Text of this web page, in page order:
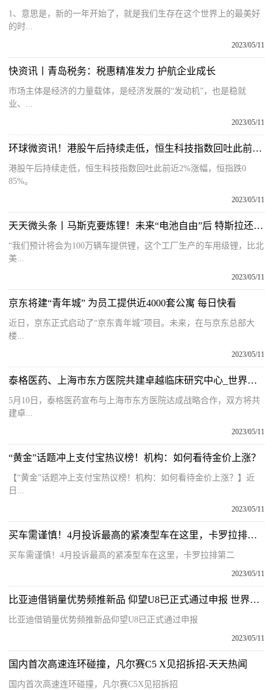
1、意思是，新的一年开始了，就是我们生存在这个世界上的最美好
的时...
2023/05/11
快资讯丨青岛税务：税惠精准发力 护航企业成长
市场主体是经济的力量载体，是经济发展的“发动机”，也是稳就
业、...
2023/05/11
环球微资讯！港股午后持续走低，恒生科技指数回吐此前近2%涨幅
港股午后持续走低，恒生科技指数回吐此前近2%涨幅，恒指跌0
85%。
2023/05/11
天天微头条丨马斯克要炼锂！未来“电池自由”后 特斯拉还会继续降价吗？
“我们预计将会为100万辆车提供锂，这个工厂生产的车用级锂，比北
美...
2023/05/11
京东将建“青年城” 为员工提供近4000套公寓 每日快看
近日，京东正式启动了“京东青年城”项目。未来，在与京东总部大
楼...
2023/05/11
泰格医药、上海市东方医院共建卓越临床研究中心_世界滚动
5月10日，泰格医药宣布与上海市东方医院达成战略合作，双方将共
建卓...
2023/05/11
“黄金”话题冲上支付宝热议榜！机构：如何看待金价上涨？
【“黄金”话题冲上支付宝热议榜！机构：如何看待金价上涨？】近
日...
2023/05/11
买车需谨慎！4月投诉最高的紧凑型车在这里，卡罗拉排第二 天天热头条
买车需谨慎！4月投诉最高的紧凑型车在这里，卡罗拉排第二
2023/05/11
比亚迪借销量优势频推新品 仰望U8已正式通过申报 世界微头条
比亚迪借销量优势频推新品仰望U8已正式通过申报
2023/05/11
国内首次高速连环碰撞，凡尔赛C5 X见招拆招-天天热闻
国内首次高速连环碰撞，凡尔赛C5X见招拆招